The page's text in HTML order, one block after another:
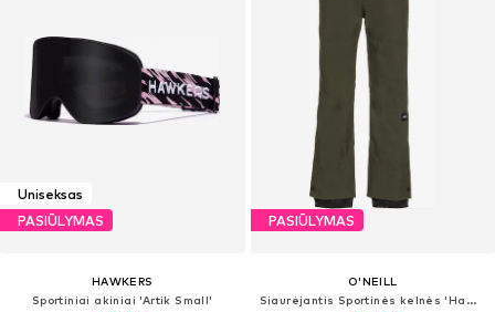
Uniseksas
PASIŪLYMAS
HAWKERS
Sportiniai akiniai 'Artik Small'
PASIŪLYMAS
O'NEILL
Siaurėjantis Sportinės kelnės 'Hammer'